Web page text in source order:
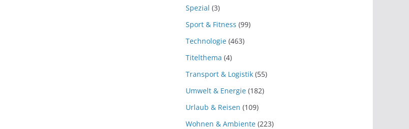
Spezial (3)
Sport & Fitness (99)
Technologie (463)
Titelthema (4)
Transport & Logistik (55)
Umwelt & Energie (182)
Urlaub & Reisen (109)
Wohnen & Ambiente (223)